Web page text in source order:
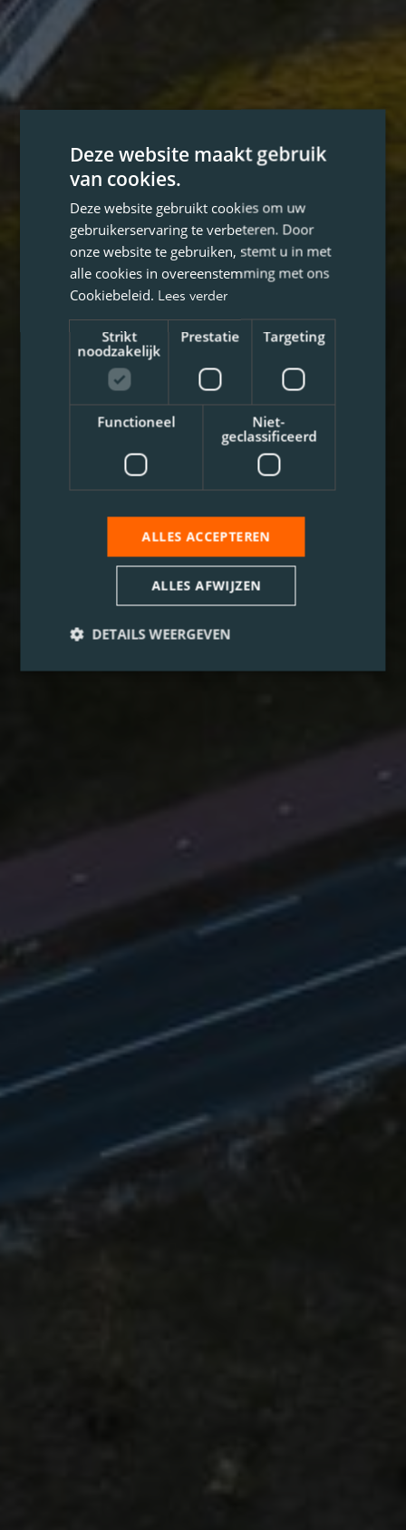
Deze website maakt gebruik
van cookies.
Deze website gebruikt cookies om uw
gebruikerservaring te verbeteren. Door
onze website te gebruiken, stemt u in met
alle cookies in overeenstemming met ons
Cookiebeleid. Lees verder
Strikt
noodzakelijk
Prestatie Targeting
Functioneel
Niet-
geclassificeerd
ALLES ACCEPTEREN
ALLES AFWIJZEN
DETAILS WEERGEVEN